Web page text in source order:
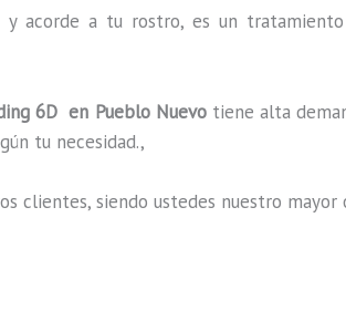
y acorde a tu rostro, es un
6D en Pueblo Nuevotiene alta
tu necesidad.,
clientes, siendo ustedes nuestro